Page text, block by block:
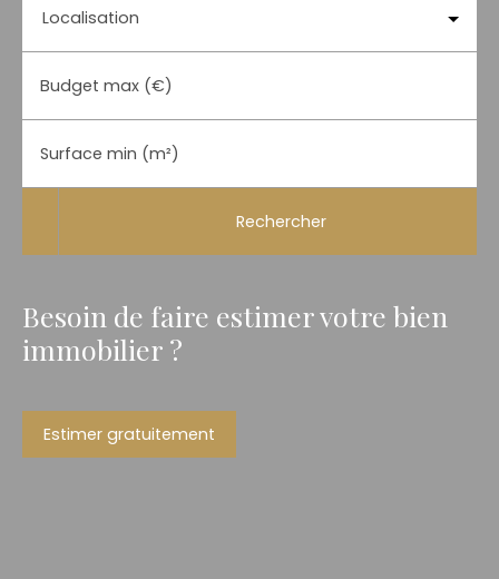
Localisation
Budget max (€)
Surface min (m²)
Rechercher
Besoin de faire estimer votre bien
immobilier ?
Estimer gratuitement